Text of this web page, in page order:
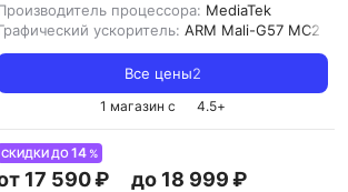
процессора: MediaTek
ускоритель: ARM Mali-G57 MC2
Все цены2
1 магазин с 4.5+
СКИДКИ ДО14 %
17 590 ₽ до 18 999 ₽